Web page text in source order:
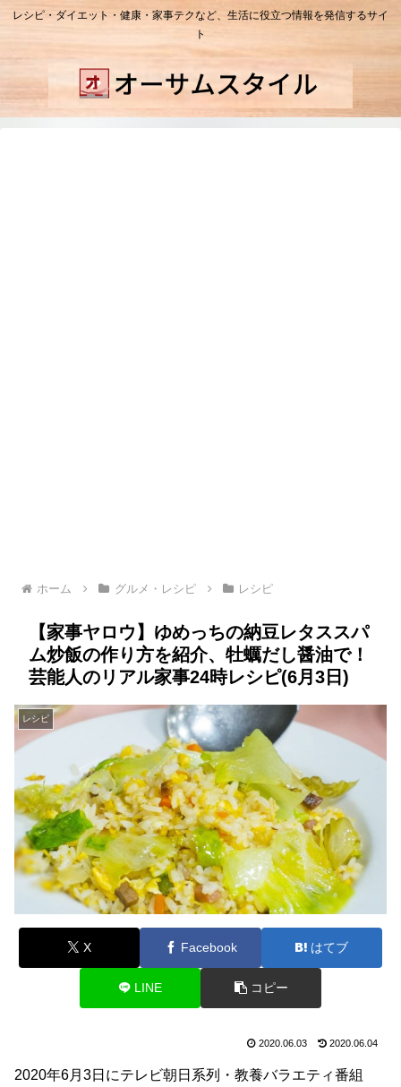
レシピ・ダイエット・健康・家事テクなど、生活に役立つ情報を発信するサイ
ト
ホーム グルメ・レシピ レシピ
【家事ヤロウ】ゆめっちの納豆レタススパ
ム炒飯の作り方を紹介、牡蠣だし醤油で！
芸能人のリアル家事24時レシピ(6月3日)
レシピ
X Facebook はてブ
LINE コピー
2020.06.03 2020.06.04
2020年6月3日にテレビ朝日系列・教養バラエティ番組